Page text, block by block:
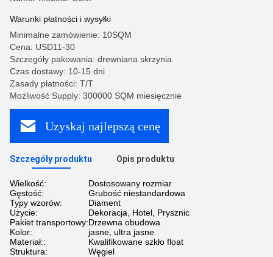
Warunki płatności i wysyłki
Minimalne zamówienie: 10SQM
Cena: USD11-30
Szczegóły pakowania: drewniana skrzynia
Czas dostawy: 10-15 dni
Zasady płatności: T/T
Możliwość Supply: 300000 SQM miesięcznie
Uzyskaj najlepszą cenę
Szczegóły produktu Opis produktu
Wielkość:
Dostosowany rozmiar
Gęstość:
Grubość niestandardowa
Typy wzorów:
Diament
Użycie:
Dekoracja, Hotel, Prysznic
Pakiet transportowy:Drzewna obudowa
Kolor:
jasne, ultra jasne
Materiał::
Kwalifikowane szkło float
Struktura:
Węgiel